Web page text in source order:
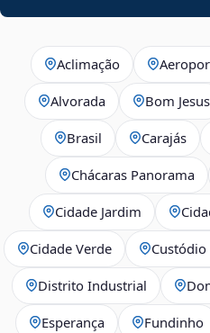
Aclimação
Alvorada Bom Jesus
Brasil Carajás
Chácaras Panorama
Cidade Jardim
Cidade Verde Custódio
Distrito Industrial
Esperança Fundinho